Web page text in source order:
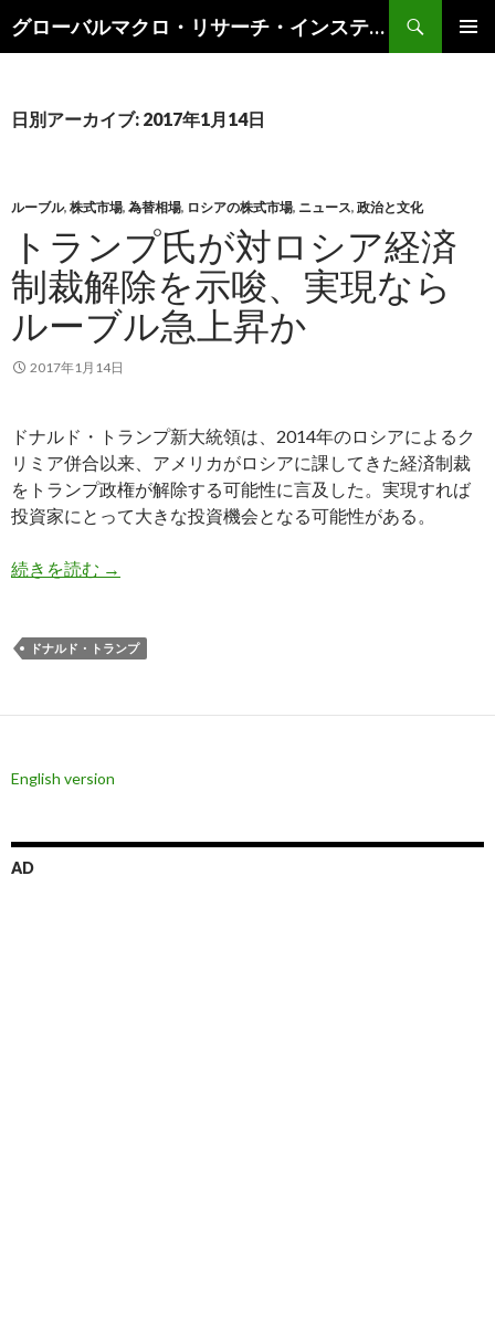
グローバルマクロ・リサーチ・インスティテュート
索
ン
キ
ッ
日別アーカイブ: 2017年1月14日
ルーブル, 株式市場, 為替相場, ロシアの株式市場, ニュース, 政治と文化
トランプ氏が対ロシア経済
制裁解除を示唆、実現なら
ルーブル急上昇か
2017年1月14日
ドナルド・トランプ新大統領は、2014年のロシアによるク
リミア併合以来、アメリカがロシアに課してきた経済制裁
をトランプ政権が解除する可能性に言及した。実現すれば
投資家にとって大きな投資機会となる可能性がある。
続きを読む トランプ氏が対ロシア経済制裁解除を示唆、実
→
ドナルド・トランプ
English version
AD